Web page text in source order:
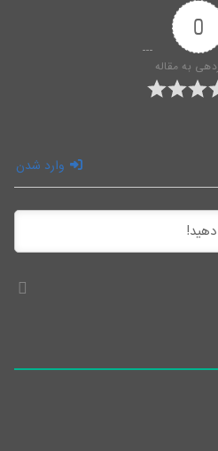
0
به مقاله
وارد شدن